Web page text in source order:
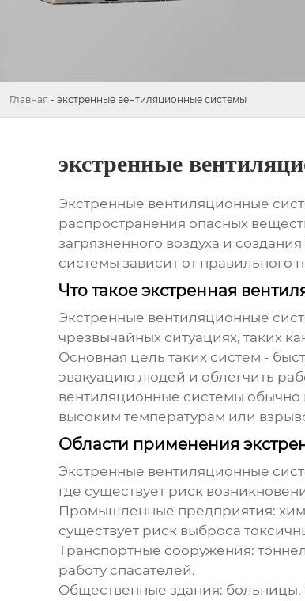
Главная - экстренные вентиляционные системы
экстренные
Экстренные вентиляционные
распространения опасных
загрязненного воздуха и
системы зависит от правильного
Что такое экстренная
Экстренные вентиляционные
чрезвычайных ситуациях, таких
Основная цель таких систем -
эвакуацию людей и облегчить
вентиляционные системы обычно
высоким температурам или
Области применения
Экстренные вентиляционные
где существует риск
Промышленные предприятия:
существует риск выброса
Транспортные сооружения:
работу спасателей.
Общественные здания: больницы,